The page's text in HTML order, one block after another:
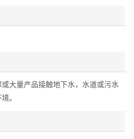
大量产品接触地下水，水道或污水
。